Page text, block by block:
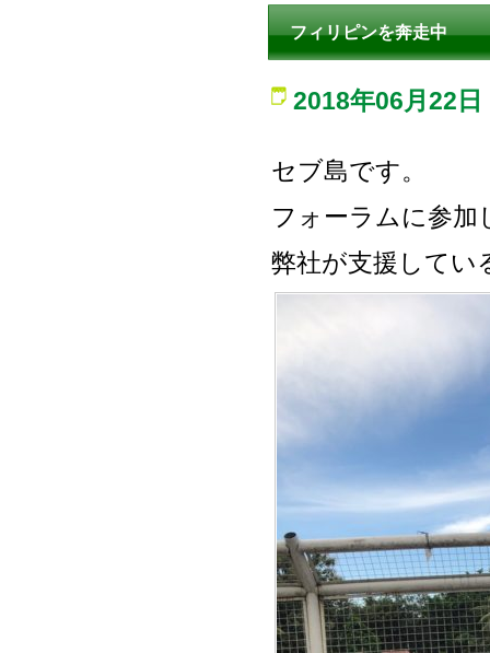
フィリピンを奔走中
2018年06月22日
セブ島です。
フォーラムに参加
弊社が支援してい